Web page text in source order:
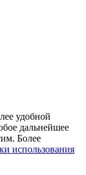
удобной
дальнейшее
Более
использования